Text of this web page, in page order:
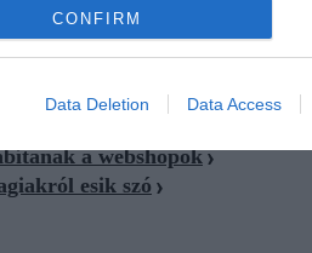
CONFIRM
Data Deletion Data Access
a webshopok
esik szó